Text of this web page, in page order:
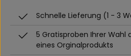
Schnelle Lieferung (1 - 3
5 Gratisproben Ihrer Wahl
eines Orginalprodukts